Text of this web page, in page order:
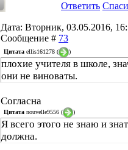
Ответить
Дата: Вторник, 03.05.2016,
Сообщение # 73
Цитата ellis161278 ( )
плохие учителя в школе,
они не виноваты.
Согласна
Цитата nouvelle9556 ( )
Я всего этого не знаю и
должна.